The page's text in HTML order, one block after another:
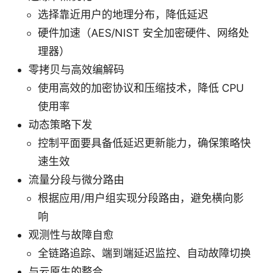
选择靠近用户的地理分布，降低延迟
硬件加速（AES/NIST 安全加密硬件、网络处
理器）
零拷贝与高效编解码
使用高效的加密协议和压缩技术，降低 CPU
使用率
动态策略下发
控制平面要具备低延迟更新能力，确保策略快
速生效
流量分段与微分路由
根据应用/用户组实现分段路由，避免横向影
响
观测性与故障自愈
全链路追踪、端到端延迟监控、自动故障切换